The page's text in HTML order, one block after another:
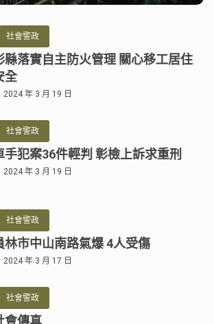
社會警政
縣落實自主防火管理 關心移工居住
全
2024 年 3 月 19 日
社會警政
手犯案36件輕判 彰檢上訴求重刑
2024 年 3 月 19 日
社會警政
林市中山南路氣爆 4人受傷
2024 年 3 月 17 日
社會警政
會傳真